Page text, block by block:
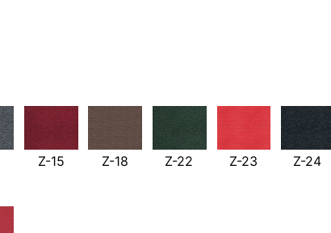
Z-15 Z-18 Z-22 Z-23
Z-24